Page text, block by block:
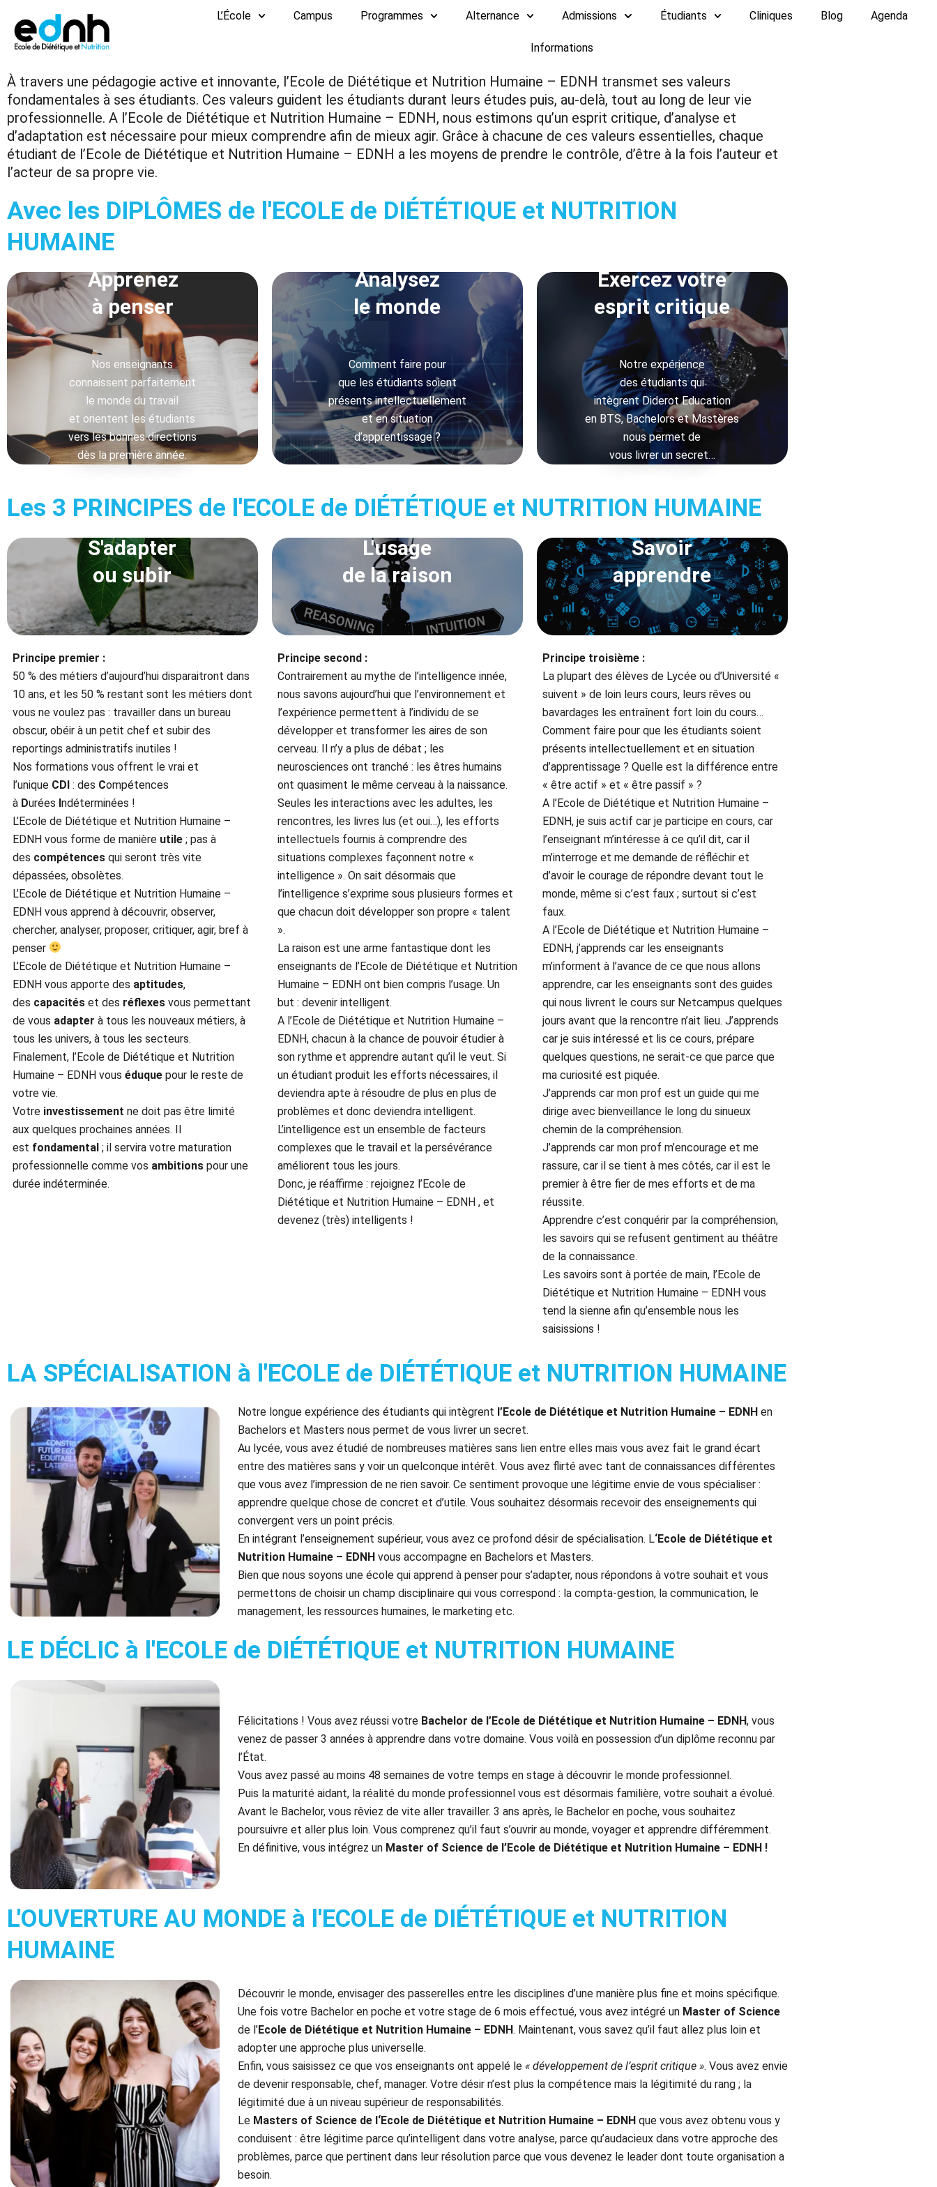
contenu
L’École Campus Programmes Alternance Admissions Étudiants Cliniques Blog Agenda
Informations
À travers une pédagogie active et innovante, l’Ecole de Diététique et Nutrition Humaine – EDNH transmet ses valeurs
fondamentales à ses étudiants. Ces valeurs guident les étudiants durant leurs études puis, au-delà, tout au long de leur vie
professionnelle. A l’Ecole de Diététique et Nutrition Humaine – EDNH, nous estimons qu’un esprit critique, d’analyse et
d’adaptation est nécessaire pour mieux comprendre afin de mieux agir. Grâce à chacune de ces valeurs essentielles, chaque
étudiant de l’Ecole de Diététique et Nutrition Humaine – EDNH a les moyens de prendre le contrôle, d’être à la fois l’auteur et
l’acteur de sa propre vie.
Avec les DIPLÔMES de l'ECOLE de DIÉTÉTIQUE et NUTRITION
HUMAINE
Apprenez
à penser
Nos enseignants
connaissent parfaitement
le monde du travail
et orientent les étudiants
vers les bonnes directions
dès la première année.
Comment faire pour
que les étudiants soient
présents intellectuellement
et en situation
d’apprentissage ?
Analysez
le monde
Notre expérience
des étudiants qui
intègrent Diderot Education
en BTS, Bachelors et Mastères
nous permet de
vous livrer un secret…
Exercez votre
esprit critique
Les 3 PRINCIPES de l'ECOLE de DIÉTÉTIQUE et NUTRITION HUMAINE
S'adapter
ou subir
Principe premier :
50 % des métiers d’aujourd’hui disparaitront dans
10 ans, et les 50 % restant sont les métiers dont
vous ne voulez pas : travailler dans un bureau
obscur, obéir à un petit chef et subir des
reportings administratifs inutiles !
Nos formations vous offrent le vrai et
l’unique CDI : des Compétences
à Durées Indéterminées !
L’Ecole de Diététique et Nutrition Humaine –
EDNH vous forme de manière utile ; pas à
des compétences qui seront très vite
dépassées, obsolètes.
L’Ecole de Diététique et Nutrition Humaine –
EDNH vous apprend à découvrir, observer,
chercher, analyser, proposer, critiquer, agir, bref à
penser
L’Ecole de Diététique et Nutrition Humaine –
EDNH vous apporte des aptitudes,
des capacités et des réflexes vous permettant
de vous adapter à tous les nouveaux métiers, à
tous les univers, à tous les secteurs.
Finalement, l’Ecole de Diététique et Nutrition
Humaine – EDNH vous éduque pour le reste de
votre vie.
Votre investissement ne doit pas être limité
aux quelques prochaines années. Il
est fondamental ; il servira votre maturation
professionnelle comme vos ambitions pour une
durée indéterminée.
L'usage
de la raison
Principe second :
Contrairement au mythe de l’intelligence innée,
nous savons aujourd’hui que l’environnement et
l’expérience permettent à l’individu de se
développer et transformer les aires de son
cerveau. Il n’y a plus de débat ; les
neurosciences ont tranché : les êtres humains
ont quasiment le même cerveau à la naissance.
Seules les interactions avec les adultes, les
rencontres, les livres lus (et oui…), les efforts
intellectuels fournis à comprendre des
situations complexes façonnent notre «
intelligence ». On sait désormais que
l’intelligence s’exprime sous plusieurs formes et
que chacun doit développer son propre « talent
».
La raison est une arme fantastique dont les
enseignants de l’Ecole de Diététique et Nutrition
Humaine – EDNH ont bien compris l’usage. Un
but : devenir intelligent.
A l’Ecole de Diététique et Nutrition Humaine –
EDNH, chacun à la chance de pouvoir étudier à
son rythme et apprendre autant qu’il le veut. Si
un étudiant produit les efforts nécessaires, il
deviendra apte à résoudre de plus en plus de
problèmes et donc deviendra intelligent.
L’intelligence est un ensemble de facteurs
complexes que le travail et la persévérance
améliorent tous les jours.
Donc, je réaffirme : rejoignez l’Ecole de
Diététique et Nutrition Humaine – EDNH , et
devenez (très) intelligents !
Savoir
apprendre
Principe troisième :
La plupart des élèves de Lycée ou d’Université «
suivent » de loin leurs cours, leurs rêves ou
bavardages les entraînent fort loin du cours…
Comment faire pour que les étudiants soient
présents intellectuellement et en situation
d’apprentissage ? Quelle est la différence entre
« être actif » et « être passif » ?
A l’Ecole de Diététique et Nutrition Humaine –
EDNH, je suis actif car je participe en cours, car
l’enseignant m’intéresse à ce qu’il dit, car il
m’interroge et me demande de réfléchir et
d’avoir le courage de répondre devant tout le
monde, même si c’est faux ; surtout si c’est
faux.
A l’Ecole de Diététique et Nutrition Humaine –
EDNH, j’apprends car les enseignants
m’informent à l’avance de ce que nous allons
apprendre, car les enseignants sont des guides
qui nous livrent le cours sur Netcampus quelques
jours avant que la rencontre n’ait lieu. J’apprends
car je suis intéressé et lis ce cours, prépare
quelques questions, ne serait-ce que parce que
ma curiosité est piquée.
J’apprends car mon prof est un guide qui me
dirige avec bienveillance le long du sinueux
chemin de la compréhension.
J’apprends car mon prof m’encourage et me
rassure, car il se tient à mes côtés, car il est le
premier à être fier de mes efforts et de ma
réussite.
Apprendre c’est conquérir par la compréhension,
les savoirs qui se refusent gentiment au théâtre
de la connaissance.
Les savoirs sont à portée de main, l’Ecole de
Diététique et Nutrition Humaine – EDNH vous
tend la sienne afin qu’ensemble nous les
saisissions !
LA SPÉCIALISATION à l'ECOLE de DIÉTÉTIQUE et NUTRITION HUMAINE
Notre longue expérience des étudiants qui intègrent l’Ecole de Diététique et Nutrition Humaine – EDNH en
Bachelors et Masters nous permet de vous livrer un secret.
Au lycée, vous avez étudié de nombreuses matières sans lien entre elles mais vous avez fait le grand écart
entre des matières sans y voir un quelconque intérêt. Vous avez flirté avec tant de connaissances différentes
que vous avez l’impression de ne rien savoir. Ce sentiment provoque une légitime envie de vous spécialiser :
apprendre quelque chose de concret et d’utile. Vous souhaitez désormais recevoir des enseignements qui
convergent vers un point précis.
En intégrant l’enseignement supérieur, vous avez ce profond désir de spécialisation. L‘Ecole de Diététique et
Nutrition Humaine – EDNH vous accompagne en Bachelors et Masters.
Bien que nous soyons une école qui apprend à penser pour s’adapter, nous répondons à votre souhait et vous
permettons de choisir un champ disciplinaire qui vous correspond : la compta-gestion, la communication, le
management, les ressources humaines, le marketing etc.
LE DÉCLIC à l'ECOLE de DIÉTÉTIQUE et NUTRITION HUMAINE
Félicitations ! Vous avez réussi votre Bachelor de l’Ecole de Diététique et Nutrition Humaine – EDNH, vous
venez de passer 3 années à apprendre dans votre domaine. Vous voilà en possession d’un diplôme reconnu par
l’État.
Vous avez passé au moins 48 semaines de votre temps en stage à découvrir le monde professionnel.
Puis la maturité aidant, la réalité du monde professionnel vous est désormais familière, votre souhait a évolué.
Avant le Bachelor, vous rêviez de vite aller travailler. 3 ans après, le Bachelor en poche, vous souhaitez
poursuivre et aller plus loin. Vous comprenez qu’il faut s’ouvrir au monde, voyager et apprendre différemment.
En définitive, vous intégrez un Master of Science de l’Ecole de Diététique et Nutrition Humaine – EDNH!
L'OUVERTURE AU MONDE à l'ECOLE de DIÉTÉTIQUE et NUTRITION
HUMAINE
Découvrir le monde, envisager des passerelles entre les disciplines d’une manière plus fine et moins spécifique.
Une fois votre Bachelor en poche et votre stage de 6 mois effectué, vous avez intégré un Master of Science
de l’Ecole de Diététique et Nutrition Humaine – EDNH. Maintenant, vous savez qu’il faut allez plus loin et
adopter une approche plus universelle.
Enfin, vous saisissez ce que vos enseignants ont appelé le « développement de l’esprit critique ». Vous avez envie
de devenir responsable, chef, manager. Votre désir n’est plus la compétence mais la légitimité du rang ; la
légitimité due à un niveau supérieur de responsabilités.
Le Masters of Science de l‘Ecole de Diététique et Nutrition Humaine – EDNH que vous avez obtenu vous y
conduisent : être légitime parce qu’intelligent dans votre analyse, parce qu’audacieux dans votre approche des
problèmes, parce que pertinent dans leur résolution parce que vous devenez le leader dont toute organisation a
besoin.